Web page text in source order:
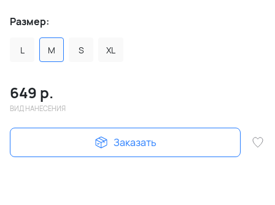
Размер:
L M S XL
649 р.
ВИД НАНЕСЕНИЯ
Заказать